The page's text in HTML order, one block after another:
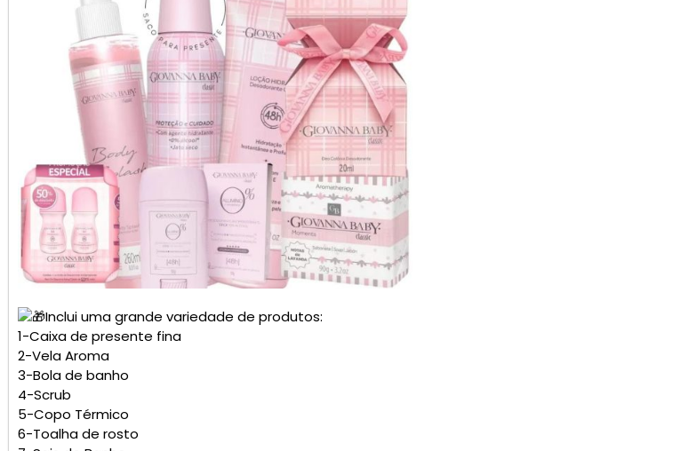
Inclui uma grande variedade de produtos:
1-Caixa de presente fina
2-Vela Aroma
3-Bola de banho
4-Scrub
5-Copo Térmico
6-Toalha de rosto